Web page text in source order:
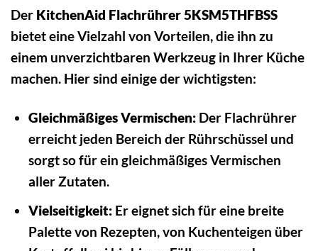
Der KitchenAid Flachrührer 5KSM5THFBSS
bietet eine Vielzahl von Vorteilen, die ihn zu
einem unverzichtbaren Werkzeug in Ihrer Küche
machen. Hier sind einige der wichtigsten:
Gleichmäßiges Vermischen:Der Flachrührer
erreicht jeden Bereich der Rührschüssel und
sorgt so für ein gleichmäßiges Vermischen
aller Zutaten.
Vielseitigkeit:Er eignet sich für eine breite
Palette von Rezepten, von Kuchenteigen über